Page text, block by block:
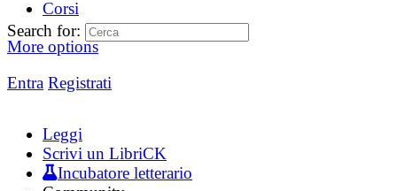
Corsi
More options
Entra Registrati
Search for:
Leggi
Scrivi un LibriCK
Incubatore letterario